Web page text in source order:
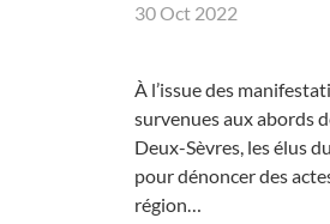
30 Oct 2022
À l’issue des
survenues aux abords
Deux-Sèvres, les élus
pour dénoncer des
région…